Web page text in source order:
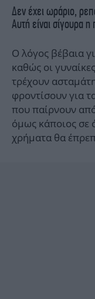
Δεν έχει ωράριο,
Αυτή είναι σίγουρα
Ο λόγος βέβαια
καθώς οι
τρέχουν
φροντίσουν για
που παίρνουν
όμως κάποιος σε
χρήματα θα